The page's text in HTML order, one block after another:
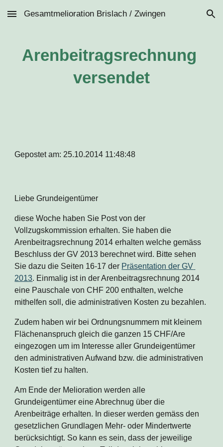
Skip to main content Skip to navigation
Gesamtmelioration Brislach / Zwingen
Arenbeitragsrechnung
versendet
Gepostet am: 25.10.2014 11:48:48
Liebe Grundeigentümer
diese Woche haben Sie Post von der
Vollzugskommission erhalten. Sie haben die
Arenbeitragsrechnung 2014 erhalten welche gemäss
Beschluss der GV 2013 berechnet wird. Bitte sehen
Sie dazu die Seiten 16-17 der Präsentation der GV
2013. Einmalig ist in der Arenbeitragsrechnung 2014
eine Pauschale von CHF 200 enthalten, welche
mithelfen soll, die administrativen Kosten zu bezahlen.
Zudem haben wir bei Ordnungsnummern mit kleinem
Flächenanspruch gleich die ganzen 15 CHF/Are
eingezogen um im Interesse aller Grundeigentümer
den administrativen Aufwand bzw. die administrativen
Kosten tief zu halten.
Am Ende der Melioration werden alle
Grundeigentümer eine Abrechnug über die
Arenbeiträge erhalten. In dieser werden gemäss den
gesetzlichen Grundlagen Mehr- oder Mindertwerte
berücksichtigt. So kann es sein, dass der jeweilige